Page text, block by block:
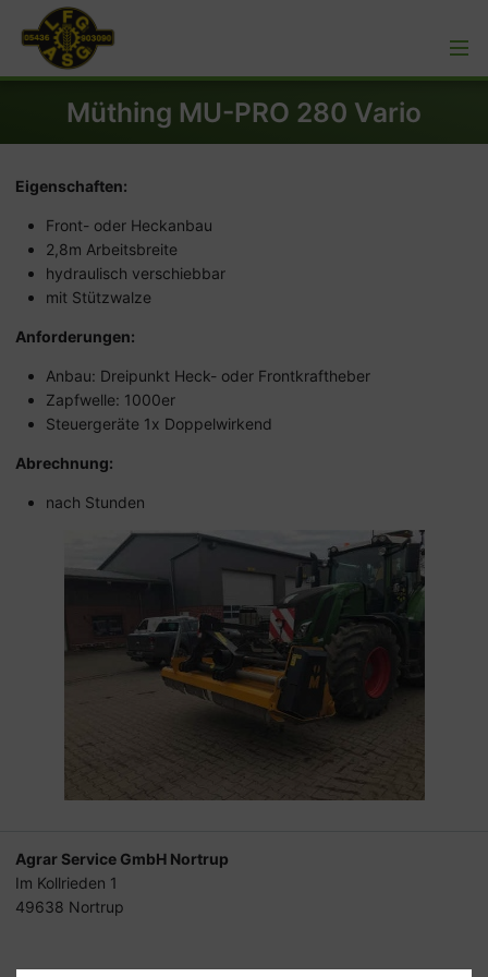
Müthing MU-PRO 280 Vario
Eigenschaften:
Front- oder Heckanbau
2,8m Arbeitsbreite
hydraulisch verschiebbar
mit Stützwalze
Anforderungen:
Anbau: Dreipunkt Heck- oder Frontkraftheber
Zapfwelle: 1000er
Steuergeräte 1x Doppelwirkend
Abrechnung:
nach Stunden
Agrar Service GmbH Nortrup
Im Kollrieden 1
49638 Nortrup